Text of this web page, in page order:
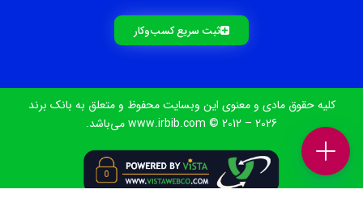
ثبت سریع کسب‌و‌کار
کلیه حقوق مادی و معنوی این وبسایت محفوظ و متعلق به بانک برند
www.irbib.com © 2012 – 2026 می‌باشد.